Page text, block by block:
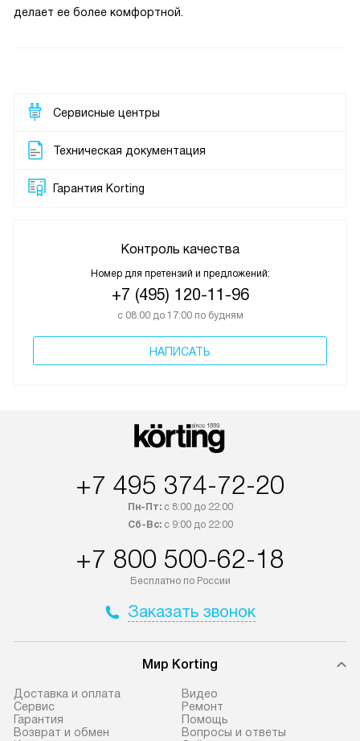
делает ее более комфортной.
Сервисные центры
Техническая документация
Гарантия Korting
Контроль качества
Номер для претензий и предложений:
+7 (495) 120-11-96
с 08:00 до 17:00 по будням
НАПИСАТЬ
+7 495 374-72-20
Пн-Пт:с 8:00 до 22:00
Сб-Вс:с 9:00 до 22:00
+7 800 500-62-18
Бесплатно по России
Заказать звонок
Мир Korting
Доставка и оплата
Сервис
Гарантия
Возврат и обмен
Видео
Ремонт
Помощь
Вопросы и ответы